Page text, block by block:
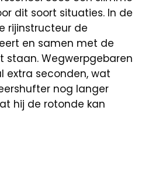
dit soort situaties. In de
rijinstructeur de
en samen met de
staan. Wegwerpgebaren
extra seconden, wat
nog langer
hij de rotonde kan